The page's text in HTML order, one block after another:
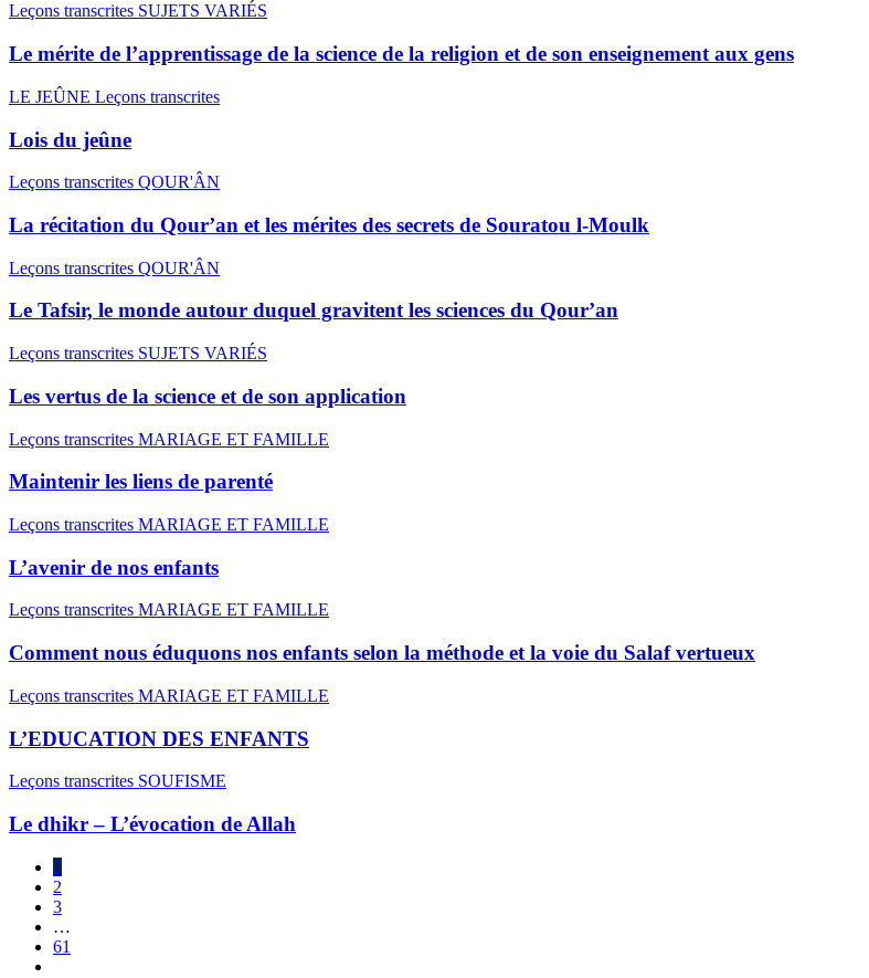
Leçons transcrites SUJETS VARIÉS
Le mérite de l’apprentissage de la science de la religion et de son enseignement aux gens
LE JEÛNE Leçons transcrites
Lois du jeûne
Leçons transcrites QOUR'ÂN
La récitation du Qour’an et les mérites des secrets de Souratou l-Moulk
Leçons transcrites QOUR'ÂN
Le Tafsir, le monde autour duquel gravitent les sciences du Qour’an
Leçons transcrites SUJETS VARIÉS
Les vertus de la science et de son application
Leçons transcrites MARIAGE ET FAMILLE
Maintenir les liens de parenté
Leçons transcrites MARIAGE ET FAMILLE
L’avenir de nos enfants
Leçons transcrites MARIAGE ET FAMILLE
Comment nous éduquons nos enfants selon la méthode et la voie du Salaf vertueux
Leçons transcrites MARIAGE ET FAMILLE
L’EDUCATION DES ENFANTS
Leçons transcrites SOUFISME
Le dhikr – L’évocation de Allah
1
2
3
…
61